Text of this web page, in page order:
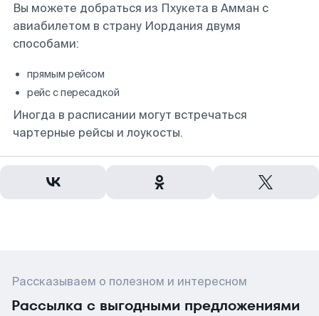
Вы можете добраться из Пхукета в Амман с
авиабилетом в страну Иордания двумя
способами:
прямым рейсом
рейс с пересадкой
Иногда в расписании могут встречаться
чартерные рейсы и лоукосты.
Рассказываем о полезном и интересном
Рассылка с выгодными предложениями